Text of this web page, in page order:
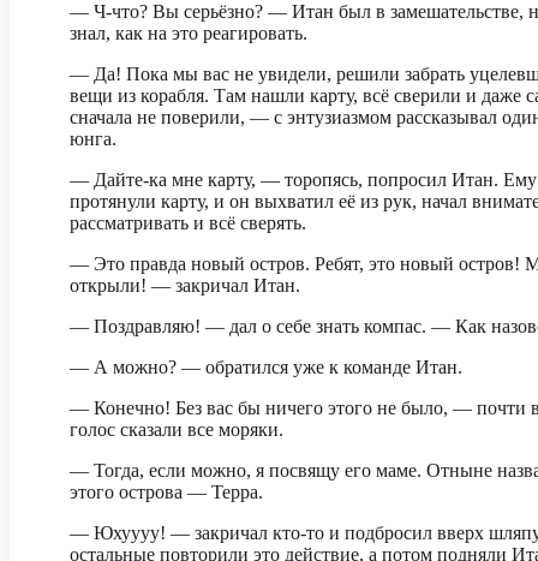
— Ч-что? Вы серьёзно? — Итан был в замешательстве,
знал, как на это реагировать.
— Да! Пока мы вас не увидели, решили забрать
вещи из корабля. Там нашли карту, всё сверили и даже
сначала не поверили, — с энтузиазмом рассказывал
юнга.
— Дайте-ка мне карту, — торопясь, попросил Итан. Ему
протянули карту, и он выхватил её из рук, начал
рассматривать и всё сверять.
— Это правда новый остров. Ребят, это новый остров!
открыли! — закричал Итан.
— Поздравляю! — дал о себе знать компас. — Как
— А можно? — обратился уже к команде Итан.
— Конечно! Без вас бы ничего этого не было, — почти
голос сказали все моряки.
— Тогда, если можно, я посвящу его маме. Отныне
этого острова — Терра.
— Юхуууу! — закричал кто-то и подбросил вверх
остальные повторили это действие, а потом подняли